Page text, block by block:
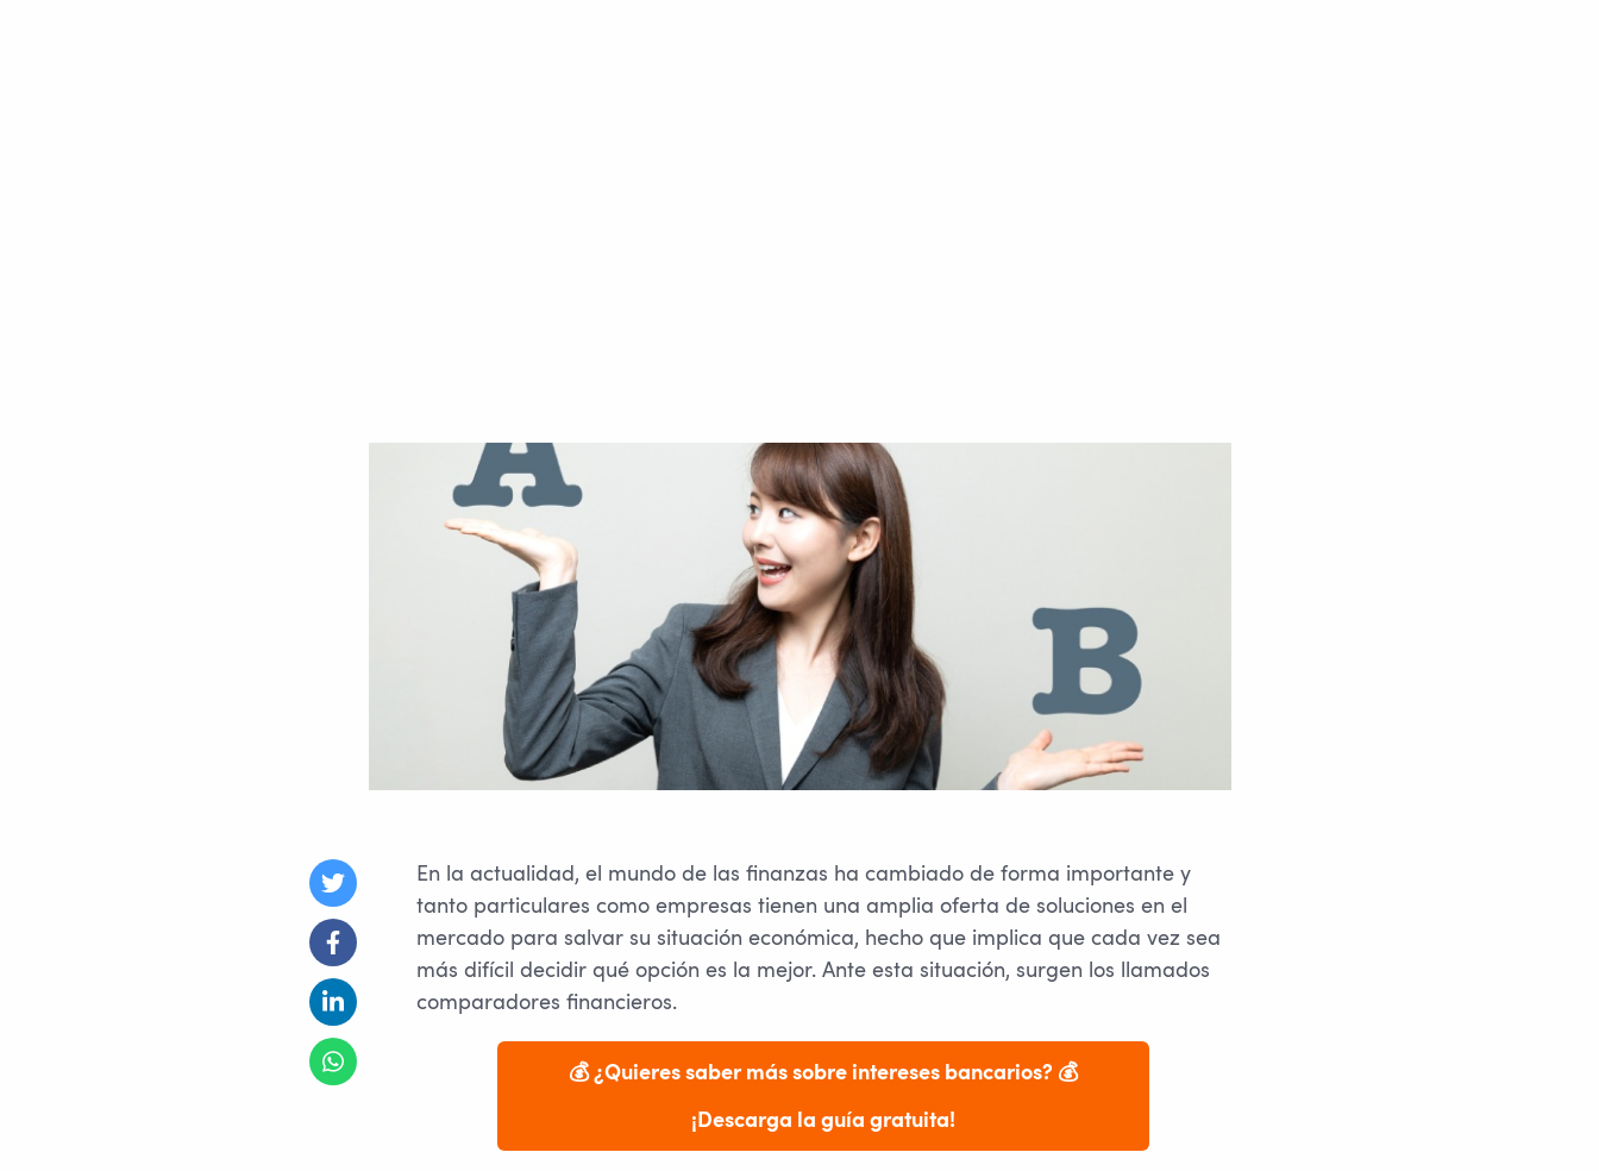
En la actualidad, el mundo de las finanzas ha cambiado de forma importante y
tanto particulares como empresas tienen una amplia oferta de soluciones en el
mercado para salvar su situación económica, hecho que implica que cada vez sea
más difícil decidir qué opción es la mejor. Ante esta situación, surgen los llamados
comparadores financieros.
💰 ¿Quieres saber más sobre intereses bancarios? 💰
¡Descarga la guía gratuita!